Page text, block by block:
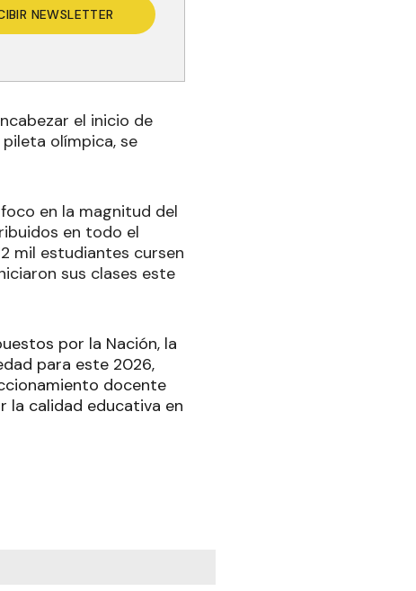
NEWSLETTER
el inicio de
olímpica, se
en la magnitud del
en todo el
mil estudiantes cursen
sus clases este
por la Nación, la
para este 2026,
docente
la calidad educativa en